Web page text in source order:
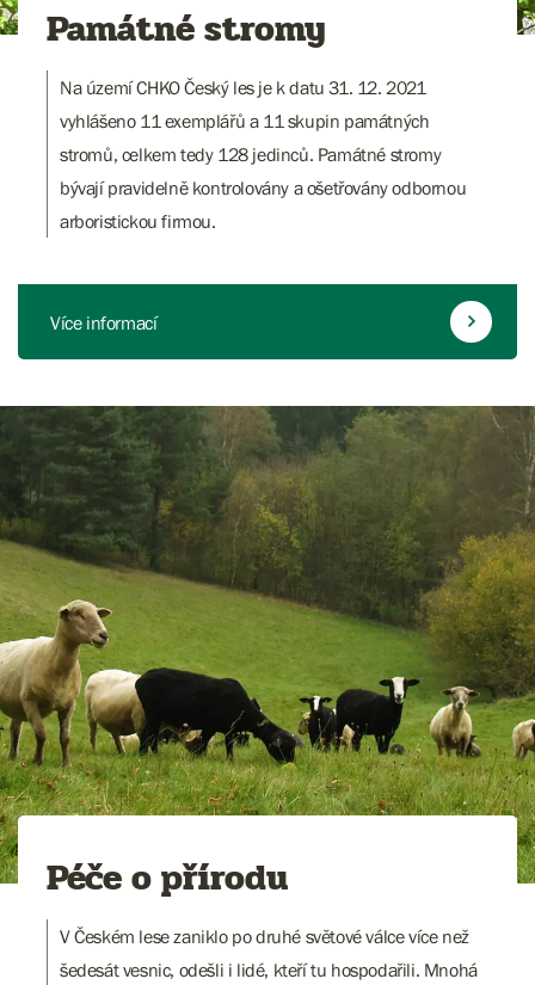
Památné stromy
Na území CHKO Český les je k datu 31. 12. 2021
vyhlášeno 11 exemplářů a 11 skupin památných
stromů, celkem tedy 128 jedinců. Památné stromy
bývají pravidelně kontrolovány a ošetřovány odbornou
arboristickou firmou.
Více informací
Péče o přírodu
V Českém lese zaniklo po druhé světové válce více než
šedesát vesnic, odešli i lidé, kteří tu hospodařili. Mnohá